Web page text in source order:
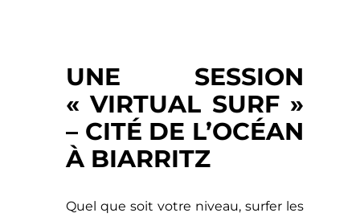
UNE SESSION
« VIRTUAL SURF »
– CITÉ DE L’OCÉAN
À BIARRITZ
Quel que soit votre niveau, surfer les